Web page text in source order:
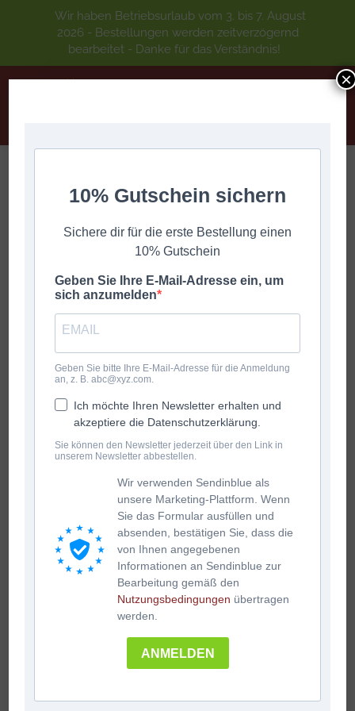
DAS LEB’N MIT DIR – Volksweise
Sie befinden sich hier:
DAS LEB’N MIT DIR – Volksweise
Wir haben Betriebsurlaub vom 3. bis 7. August
2026 - Bestellungen werden zeitverzögernd
bearbeitet - Danke für das Verständnis!
10% Gutschein sichern
Sichere dir für die erste Bestellung einen
10% Gutschein
Geben Sie Ihre E-Mail-Adresse ein, um
sich anzumelden
Geben Sie bitte Ihre E-Mail-Adresse für die Anmeldung
an, z. B. abc@xyz.com.
Ich möchte Ihren Newsletter erhalten und
akzeptiere die Datenschutzerklärung.
Sie können den Newsletter jederzeit über den Link in
unserem Newsletter abbestellen.
Wir verwenden Sendinblue als
unsere Marketing-Plattform. Wenn
Sie das Formular ausfüllen und
absenden, bestätigen Sie, dass die
von Ihnen angegebenen
Informationen an Sendinblue zur
Bearbeitung gemäß den
Nutzungsbedingungen übertragen
werden.
ANMELDEN
×